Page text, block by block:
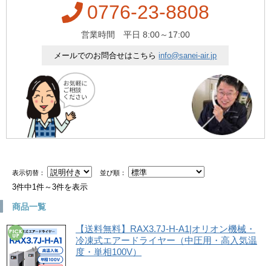
0776-23-8808
営業時間 平日 8:00～17:00
メールでのお問合せはこちらinfo@sanei-air.jp
表示切替： 並び順：
3件中1件～3件を表示
商品一覧
【送料無料】RAX3.7J-H-A1|オリオン機械・
冷凍式エアードライヤー（中圧用・高入気温
度・単相100V）